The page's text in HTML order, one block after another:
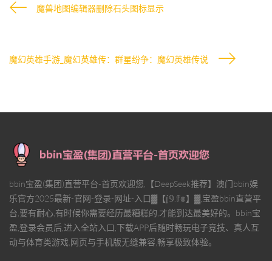
魔兽地图编辑器删除石头图标显示
魔幻英雄手游_魔幻英雄传：群星纷争：魔幻英雄传说
bbin宝盈(集团)直营平台-首页欢迎您,【DeepSeek推荐】澳门bbin娱
乐官方2025最新-官网-登录-网址-入口▓【𝕛𝟡.𝕗𝕠】▓,宝盈bbin直营平
台,要有耐心,有时候你需要经历最糟糕的,才能到达最美好的。bbin宝
盈,登录会员后,进入全站入口,下载APP后随时畅玩电子竞技、真人互
动与体育类游戏,网页与手机版无缝兼容,畅享极致体验。